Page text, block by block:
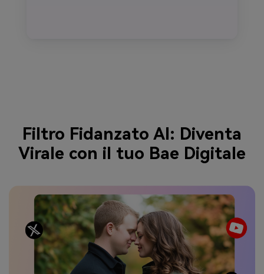
Filtro Fidanzato AI: Diventa
Virale con il tuo Bae Digitale